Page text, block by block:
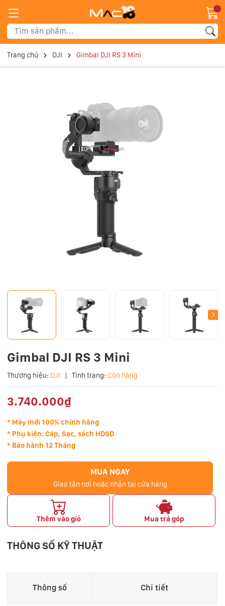
Trang chủ DJI Gimbal DJI RS 3 Mini
Gimbal DJI RS 3 Mini
Thương hiệu: DJI | Tình trạng: Còn hàng
3.740.000₫
* Máy mới 100% chính hãng
* Phụ kiện: Cáp, Sạc, sách HDSD
* Bảo hành 12 Tháng
MUA NGAY
Giao tận nơi hoặc nhận tại cửa hàng
Thêm vào giỏ Mua trả góp
THÔNG SỐ KỸ THUẬT
Thông số Chi tiết